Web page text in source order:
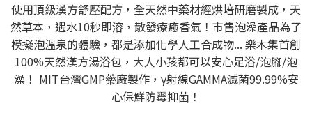
使用頂級漢方舒壓配方，全天然中藥材經烘培研磨製成，天
然草本，遇水10秒即溶，散發療癒香氣！市售泡澡產品為了
模擬泡溫泉的體驗，都是添加化學人工合成物... 樂木集首創
100%天然漢方湯浴包，大人小孩都可以安心足浴/泡腳/泡
澡！ MIT台灣GMP藥廠製作，γ射線GAMMA滅菌99.99%安
心保鮮防霉抑菌！